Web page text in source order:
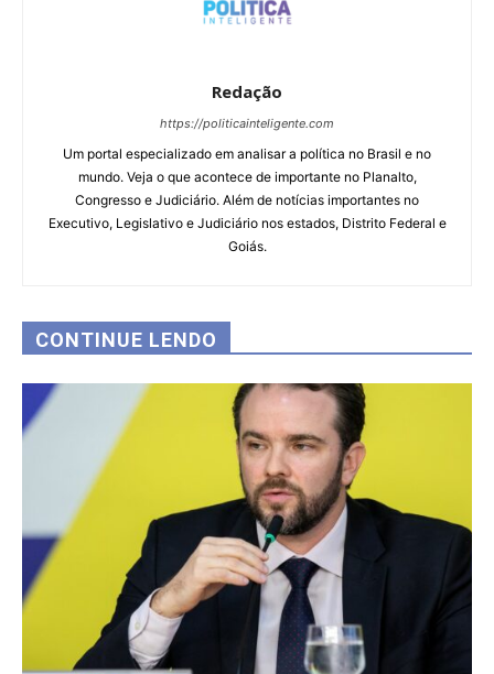
Redação
https://politicainteligente.com
Um portal especializado em analisar a política no Brasil e no
mundo. Veja o que acontece de importante no Planalto,
Congresso e Judiciário. Além de notícias importantes no
Executivo, Legislativo e Judiciário nos estados, Distrito Federal e
Goiás.
CONTINUE LENDO